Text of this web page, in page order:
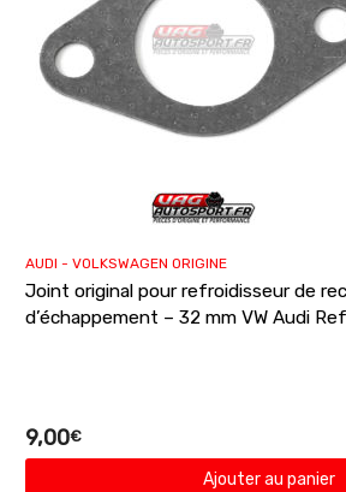
AUDI - VOLKSWAGEN ORIGINE
Joint original pour refroidisseur de
d’échappement – 32 mm VW Audi
9,00€
Ajouter au panier